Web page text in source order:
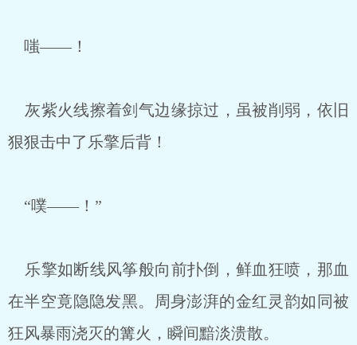
嗤——！
灰紫火线擦着剑气边缘掠过，虽被削弱，依旧
狠狠击中了乐擎后背！
“噗——！”
乐擎如断线风筝般向前扑倒，鲜血狂喷，那血
在半空竟隐隐发黑。周身澎湃的金红灵韵如同被
狂风暴雨浇灭的篝火，瞬间黯淡溃散。